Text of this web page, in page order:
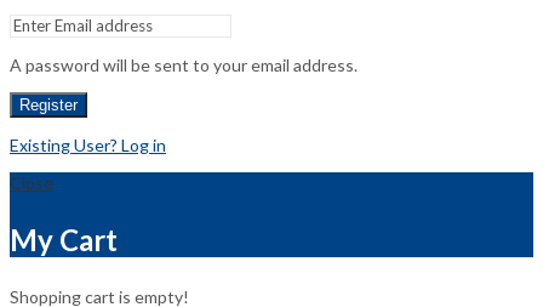
A password will be sent to your email address.
Register
Existing User? Log in
Close
My Cart
Shopping cart is empty!